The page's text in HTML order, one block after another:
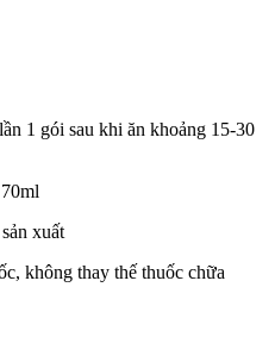
1 gói sau khi ăn khoảng 15-30
xuất
không thay thế thuốc chữa